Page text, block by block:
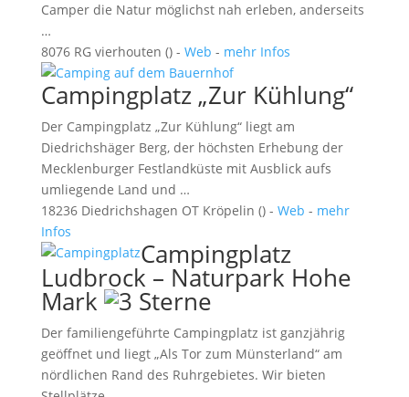
Camper die Natur möglichst nah erleben, anderseits
…
8076 RG vierhouten () - Web - mehr Infos
Campingplatz „Zur Kühlung“
Der Campingplatz „Zur Kühlung“ liegt am
Diedrichshäger Berg, der höchsten Erhebung der
Mecklenburger Festlandküste mit Ausblick aufs
umliegende Land und …
18236 Diedrichshagen OT Kröpelin () - Web - mehr
Infos
Campingplatz
Ludbrock – Naturpark Hohe
Mark
Der familiengeführte Campingplatz ist ganzjährig
geöffnet und liegt „Als Tor zum Münsterland“ am
nördlichen Rand des Ruhrgebietes. Wir bieten